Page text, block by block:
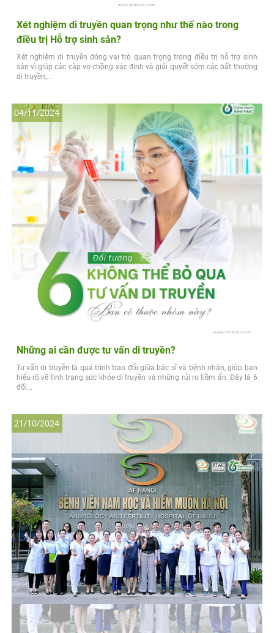
Xét nghiệm di truyền quan trọng như thế nào trong
điều trị Hỗ trợ sinh sản?
Xét nghiệm di truyền đóng vai trò quan trọng trong điều trị hỗ trợ sinh
sản vì giúp các cặp vợ chồng xác định và giải quyết sớm các bất thường
di truyền,...
Những ai cần được tư vấn di truyền?
Tư vấn di truyền là quá trình trao đổi giữa bác sĩ và bệnh nhân, giúp bạn
hiểu rõ về tình trạng sức khỏe di truyền và những rủi ro tiềm ẩn. Đây là 6
đối...
04/11/2024
21/10/2024